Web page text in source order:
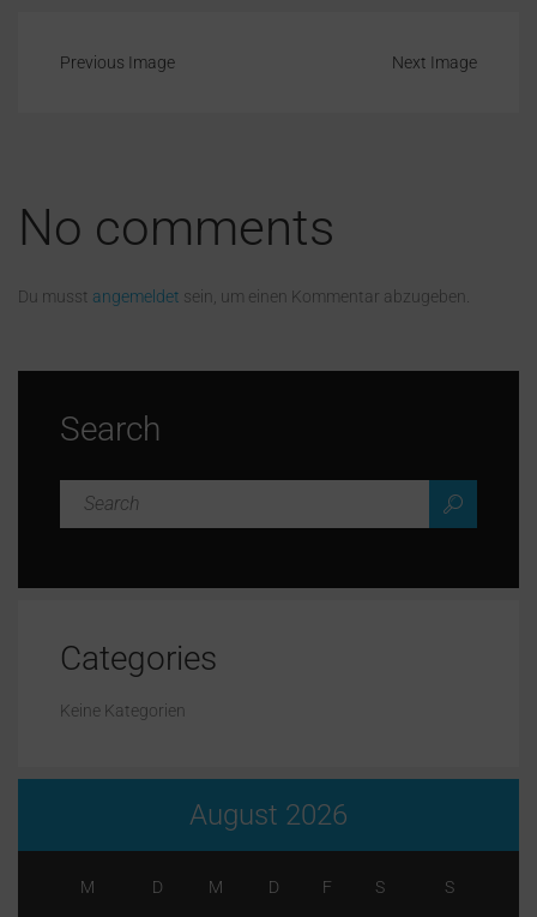
Previous Image Next Image
No comments
Du musst angemeldet sein, um einen Kommentar abzugeben.
Search
Categories
Keine Kategorien
August 2026
M D M D F S S